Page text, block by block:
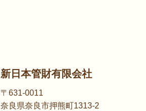
新日本管財有限会社
〒631-0011
奈良県奈良市押熊町1313-2